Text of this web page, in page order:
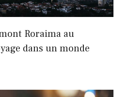
Roraima au
dans un monde